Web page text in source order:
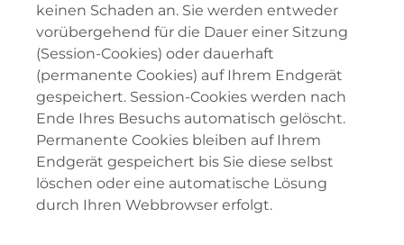
keinen Schaden an. Sie werden entweder
vorübergehend für die Dauer einer Sitzung
(Session-Cookies) oder dauerhaft
(permanente Cookies) auf Ihrem Endgerät
gespeichert. Session-Cookies werden nach
Ende Ihres Besuchs automatisch gelöscht.
Permanente Cookies bleiben auf Ihrem
Endgerät gespeichert bis Sie diese selbst
löschen oder eine automatische Lösung
durch Ihren Webbrowser erfolgt.